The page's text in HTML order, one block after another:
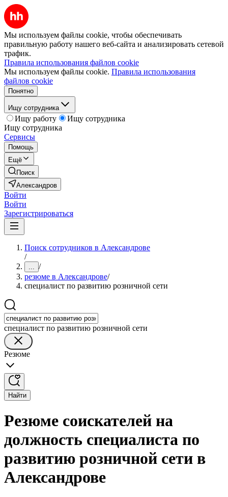
Мы используем файлы cookie, чтобы обеспечивать
правильную работу нашего веб-сайта и анализировать сетевой
трафик.
Правила использования файлов cookie
Мы используем файлы cookie. Правила использования
файлов cookie
Понятно
Ищу сотрудника
Ищу работу
Ищу сотрудника
Ищу сотрудника
Сервисы
Помощь
Ещё
Поиск
Александров
Войти
Войти
Зарегистрироваться
Поиск сотрудников в Александрове
/
... /
резюме в Александрове/
специалист по развитию розничной сети
специалист по развитию розничной сети
Резюме
Найти
Резюме соискателей на
должность специалиста по
развитию розничной сети в
Александрове